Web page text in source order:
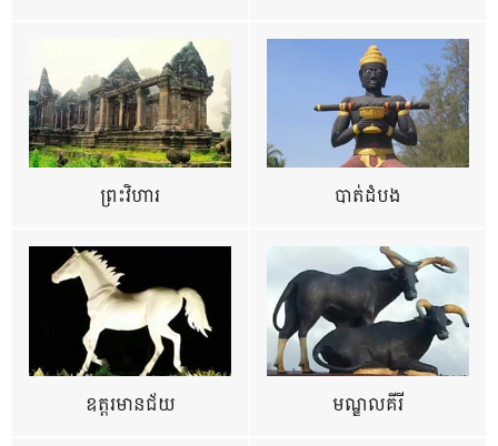
ព្រះវិហារ បាត់ដំបង
ឧត្ដរមានជ័យ មណ្ឌលគីរី